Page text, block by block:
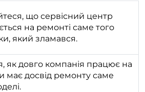
що сервісний центр
на ремонті саме того
який зламався.
як довго компанія працює на
має досвід ремонту саме